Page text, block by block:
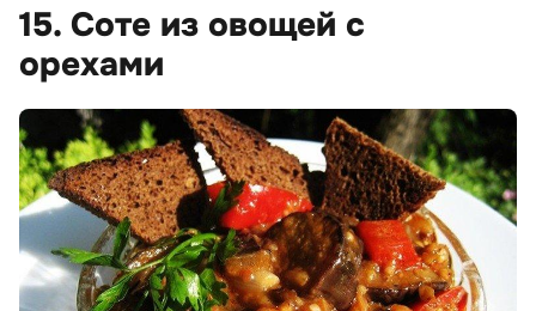
15. Соте из овощей с
орехами